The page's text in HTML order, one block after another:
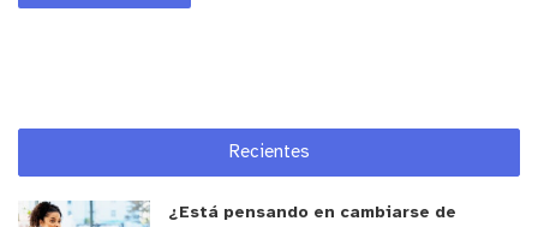
Recientes
¿Está pensando en cambiarse de